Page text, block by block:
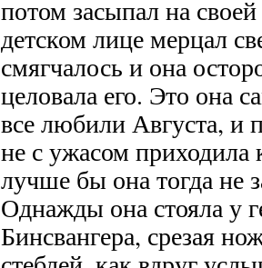
потом засыпал на
детском лице мерцал
смягчалось и она
целовала его. Это она
все любили Августа, и
не с ужасом
лучше бы она тогда не
Однажды она стояла у
Бинсвангера, срезая